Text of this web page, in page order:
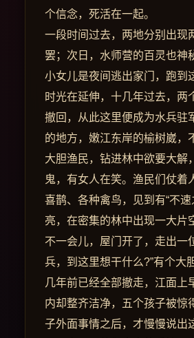
个信念，死活在一起。
一段时间过去，两地分别出现
罢；次日，水师营的百灵也神
小女儿是夜间逃出家门，跑到
时光在延伸，十几年过去，
撤回，从此这里便成为水兵驻
的地方，嫩江东岸的榆树崴，
大胆渔民，钻进林中欲要大解
鬼，有女人在笑。渔民们仗着
喜鹊、各种禽鸟，见到有“不
亮，在密集的林中出现一大片
不一会儿，屋门开了，走出一
兵，到这里想干什么?”有个大
几年前已经全部撤走，江面上
内却整齐洁净，五个孩子被惊
子外面事情之后，才慢慢说出